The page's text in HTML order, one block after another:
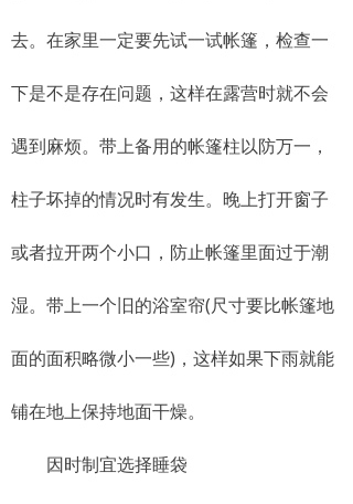
去。在家里一定要先试一试帐篷，检查一
下是不是存在问题，这样在露营时就不会
遇到麻烦。带上备用的帐篷柱以防万一，
柱子坏掉的情况时有发生。晚上打开窗子
或者拉开两个小口，防止帐篷里面过于潮
湿。带上一个旧的浴室帘(尺寸要比帐篷地
面的面积略微小一些)，这样如果下雨就能
铺在地上保持地面干燥。
因时制宜选择睡袋